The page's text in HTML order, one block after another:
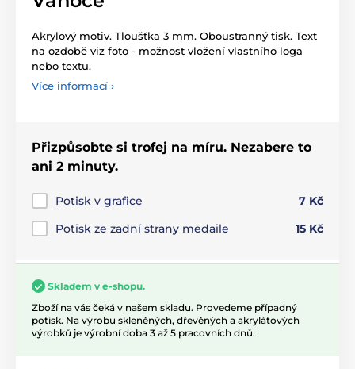
Akrylový motiv. Tloušťka 3 mm. Oboustranný tisk. Text
na ozdobě viz foto - možnost vložení vlastního loga
nebo textu.
Více informací ›
Přizpůsobte si trofej na míru. Nezabere to
ani 2 minuty.
Potisk v grafice
7 Kč
Potisk ze zadní strany medaile
15 Kč
Skladem v e-shopu.
Zboží na vás čeká v našem skladu. Provedeme případný
potisk. Na výrobu skleněných, dřevěných a akrylátových
výrobků je výrobní doba 3 až 5 pracovních dnů.